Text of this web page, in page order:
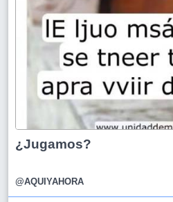
¿Jugamos?
@AQUIYAHORA